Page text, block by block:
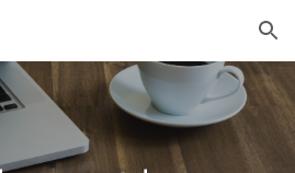
Skip to navigation